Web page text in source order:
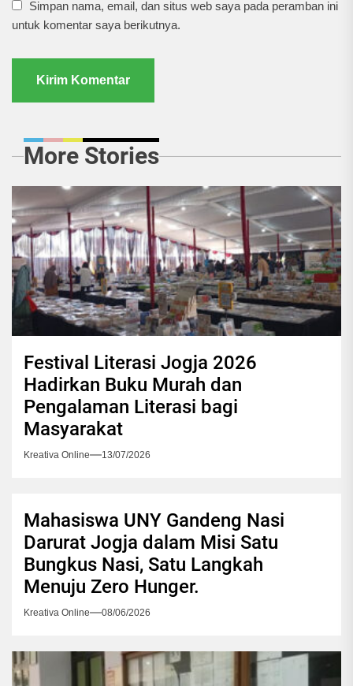
Simpan nama, email, dan situs web saya pada peramban ini
untuk komentar saya berikutnya.
More Stories
Festival Literasi Jogja 2026
Hadirkan Buku Murah dan
Pengalaman Literasi bagi
Masyarakat
Kreativa Online 13/07/2026
Mahasiswa UNY Gandeng Nasi
Darurat Jogja dalam Misi Satu
Bungkus Nasi, Satu Langkah
Menuju Zero Hunger.
Kreativa Online 08/06/2026